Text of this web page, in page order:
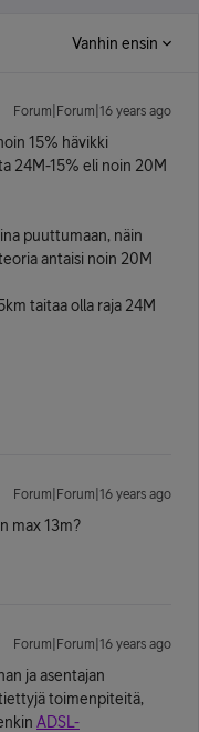
Vanhin ensin
Forum|Forum|16 years ago
15% hävikki
24M-15% eli noin 20M
puuttumaan, näin
antaisi noin 20M
taitaa olla raja 24M
Forum|Forum|16 years ago
max 13m?
Forum|Forum|16 years ago
ja asentajan
toimenpiteitä,
ADSL-